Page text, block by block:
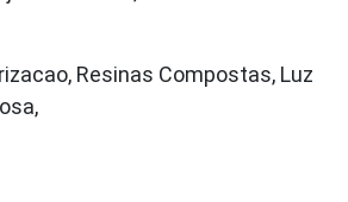
Resinas Compostas, Luz